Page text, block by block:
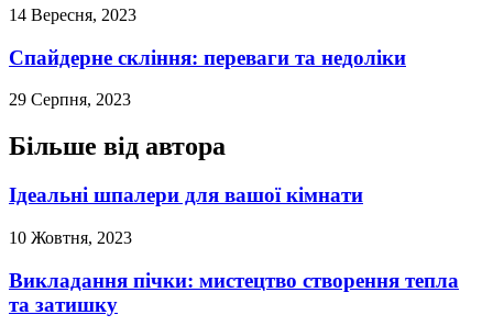
14 Вересня, 2023
Спайдерне скління: переваги та недоліки
29 Серпня, 2023
Більше від автора
Ідеальні шпалери для вашої кімнати
10 Жовтня, 2023
Викладання пічки: мистецтво створення тепла
та затишку